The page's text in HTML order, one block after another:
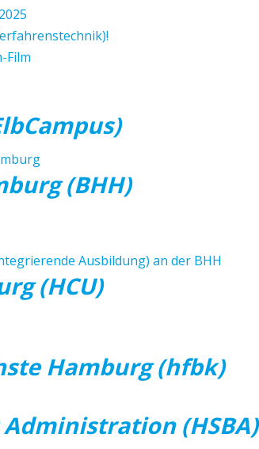
Film
(BHH)
Ausbildung) an der BHH
(HCU)
Hamburg (hfbk)
(HSBA)